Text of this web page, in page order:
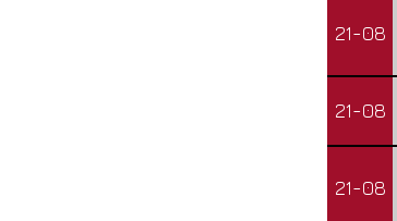
21-08
21-08
21-08